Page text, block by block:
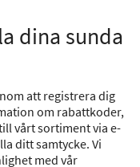
dina sunda
att registrera dig
om rabattkoder,
vårt sortiment via e-
ditt samtycke. Vi
med vår